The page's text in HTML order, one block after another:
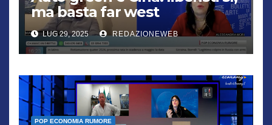
ma basta far west
LUG 29, 2025 REDAZIONEWEB
POP ECONOMIA RUMORE